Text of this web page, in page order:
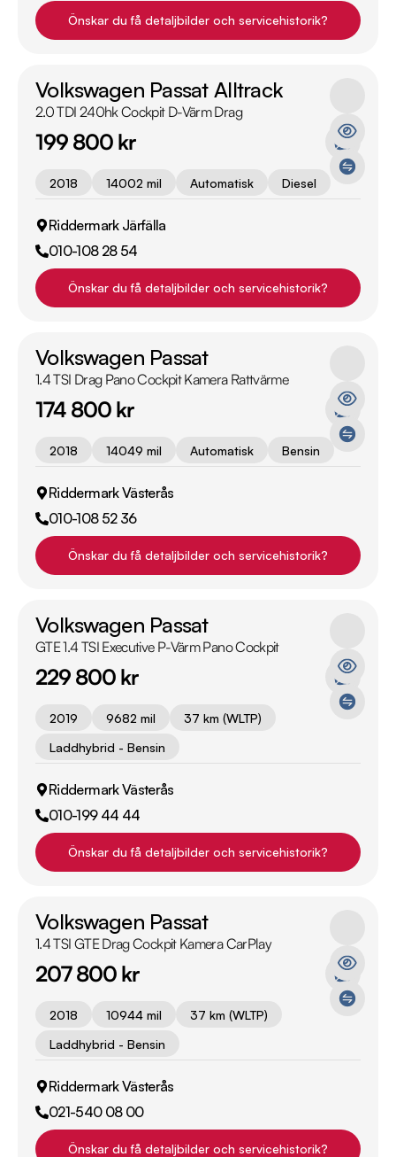
Önskar du få detaljbilder och servicehistorik?
Volkswagen Passat Alltrack
2.0 TDI 240hk Cockpit D-Värm Drag
199 800 kr
2018 14002 mil Automatisk Diesel
Riddermark Järfälla
010-108 28 54
Önskar du få detaljbilder och servicehistorik?
Volkswagen Passat
1.4 TSI Drag Pano Cockpit Kamera Rattvärme
174 800 kr
2018 14049 mil Automatisk Bensin
Riddermark Västerås
010-108 52 36
Önskar du få detaljbilder och servicehistorik?
Volkswagen Passat
GTE 1.4 TSI Executive P-Värm Pano Cockpit
229 800 kr
2019 9682 mil
37 km (WLTP)
Laddhybrid - Bensin
Riddermark Västerås
010-199 44 44
Önskar du få detaljbilder och servicehistorik?
Volkswagen Passat
1.4 TSI GTE Drag Cockpit Kamera CarPlay
207 800 kr
2018 10944 mil
37 km (WLTP)
Laddhybrid - Bensin
Riddermark Västerås
021-540 08 00
Önskar du få detaljbilder och servicehistorik?